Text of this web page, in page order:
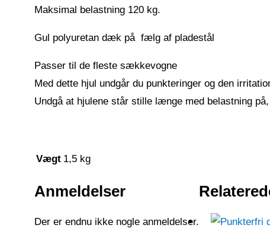
Maksimal belastning 120 kg.
Gul polyuretan dæk på fælg af pladestål
Passer til de fleste sækkevogne
Med dette hjul undgår du punkteringer og den
Undgå at hjulene står stille længe med belastning
Vægt 1,5 kg
Anmeldelser
Der er endnu ikke nogle anmeldelser.